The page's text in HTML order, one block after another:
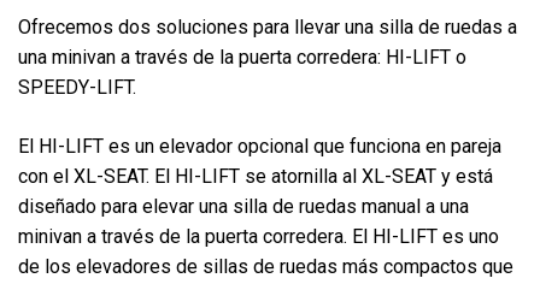
Ofrecemos dos soluciones para llevar una silla de ruedas a
una minivan a través de la puerta corredera: HI-LIFT o
SPEEDY-LIFT.
El HI-LIFT es un elevador opcional que funciona en pareja
con el XL-SEAT. El HI-LIFT se atornilla al XL-SEAT y está
diseñado para elevar una silla de ruedas manual a una
minivan a través de la puerta corredera. El HI-LIFT es uno
de los elevadores de sillas de ruedas más compactos que